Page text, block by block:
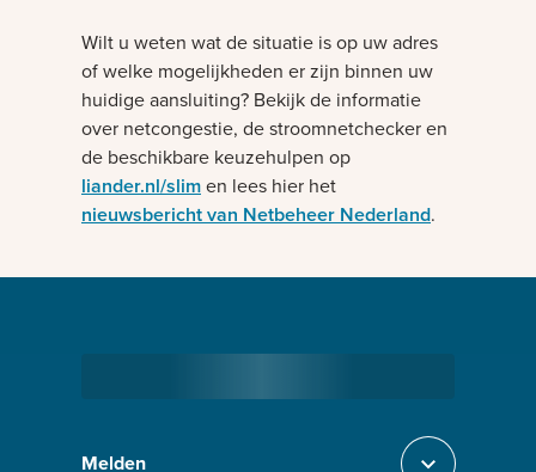
Wilt u weten wat de situatie is op uw adres
of welke mogelijkheden er zijn binnen uw
huidige aansluiting? Bekijk de informatie
over netcongestie, de stroomnetchecker en
de beschikbare keuzehulpen op
liander.nl/slimen lees hier het
nieuwsbericht van Netbeheer Nederland.
Melden